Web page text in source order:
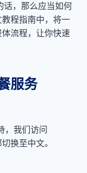
，那么应当如何
程指南中，将一
流程，让你快速
服务
我们访问
换至中文。